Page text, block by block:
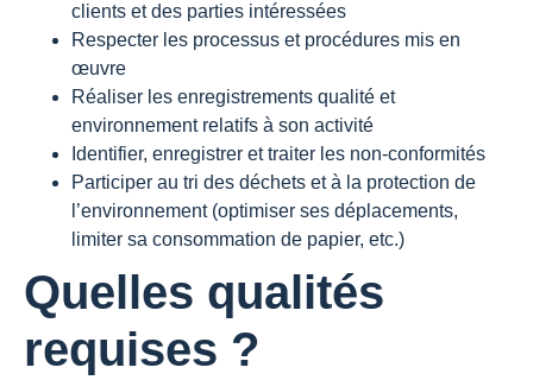
clients et des parties intéressées
Respecter les processus et procédures mis en
œuvre
Réaliser les enregistrements qualité et
environnement relatifs à son activité
Identifier, enregistrer et traiter les non-conformités
Participer au tri des déchets et à la protection de
l’environnement (optimiser ses déplacements,
limiter sa consommation de papier, etc.)
Quelles qualités
requises ?